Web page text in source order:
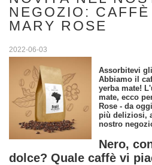
NEGOZIO:
MARY ROSE
2022-06-03
Assorbitevi
Abbiamo il
yerba mate!
mate, ecco
Rose - da
più deliziosi,
nostro
Nero,
dolce? Quale caffè vi